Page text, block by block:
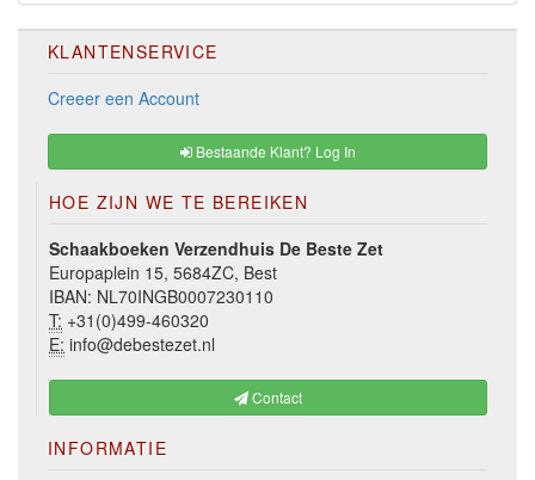
KLANTENSERVICE
Creeer een Account
Bestaande Klant? Log In
HOE ZIJN WE TE BEREIKEN
Schaakboeken Verzendhuis De Beste Zet
Europaplein 15, 5684ZC, Best
IBAN: NL70INGB0007230110
T: +31(0)499-460320
E: info@debestezet.nl
Contact
INFORMATIE